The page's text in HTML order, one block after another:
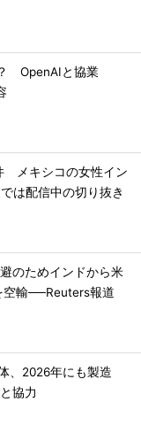
OpenAIと協業
メキシコの女性イン
は配信中の切り抜き
のためインドから米
空輸──Reuters報道
、2026年にも製造
協力